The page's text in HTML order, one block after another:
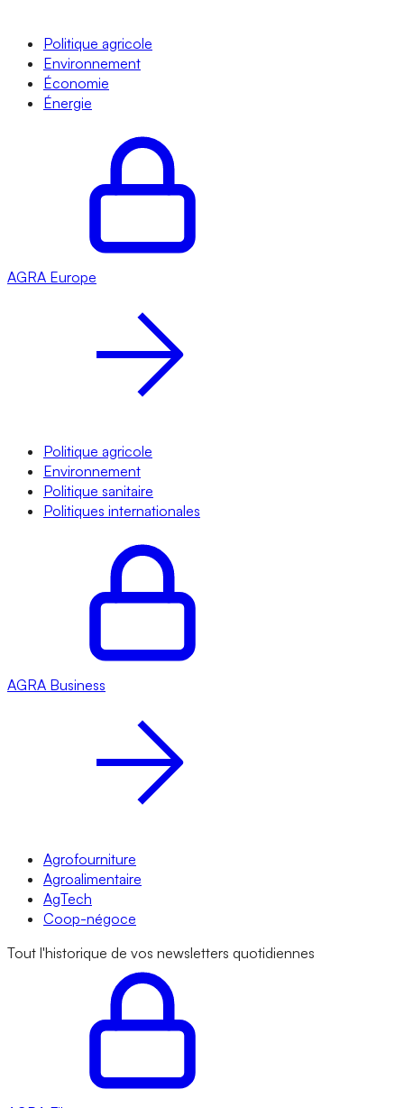
Politique agricole
Environnement
Économie
Énergie
AGRA Europe
Politique agricole
Environnement
Politique sanitaire
Politiques internationales
AGRA Business
Agrofourniture
Agroalimentaire
AgTech
Coop-négoce
Tout l'historique de vos newsletters quotidiennes